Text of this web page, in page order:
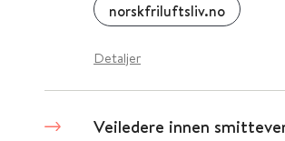
norskfriluftsliv.no
Detaljer
Veiledere innen